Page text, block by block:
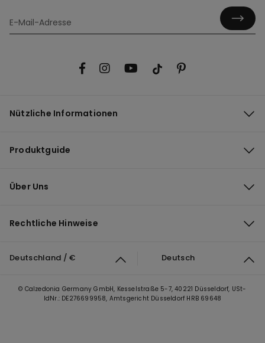
Nützliche Informationen
Produktguide
Über Uns
Rechtliche Hinweise
Deutschland / € Deutsch
© Calzedonia Germany GmbH, Kesselstraße 5-7, 40221 Düsseldorf, USt-
IdNr.: DE276699958, Amtsgericht Düsseldorf HRB 69648